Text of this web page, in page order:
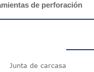
de perforación
Junta de carcasa